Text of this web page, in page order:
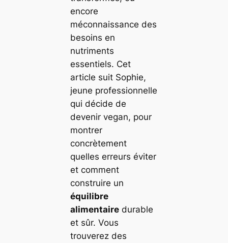
encore
méconnaissance des
besoins en
nutriments
essentiels. Cet
article suit Sophie,
jeune professionnelle
qui décide de
devenir vegan, pour
montrer
concrètement
quelles erreurs éviter
et comment
construire un
équilibre
alimentairedurable
et sûr. Vous
trouverez des